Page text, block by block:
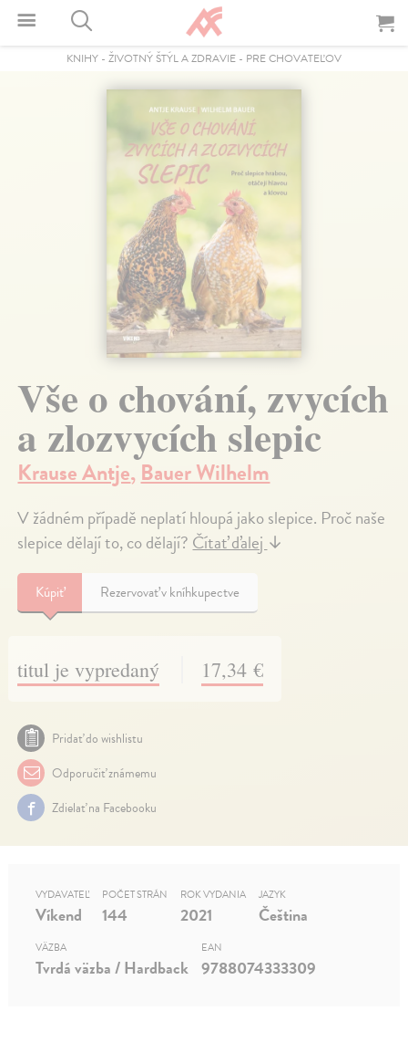
KNIHY - ŽIVOTNÝ ŠTÝL A ZDRAVIE - PRE CHOVATEĽOV
Vše o chování, zvycích
a zlozvycích slepic
Krause Antje,Bauer Wilhelm
V žádném případě neplatí hloupá jako slepice. Proč naše
slepice dělají to, co dělají?Čítať ďalej↓
Kúpiť Rezervovať v kníhkupectve
titul je vypredaný 17,34 €
Pridať do wishlistu
Odporučiť známemu
Zdielať na Facebooku
VYDAVATEĽ
Víkend
POČET STRÁN
144
ROK VYDANIA
2021
JAZYK
Čeština
VÄZBA
Tvrdá väzba / Hardback
EAN
9788074333309